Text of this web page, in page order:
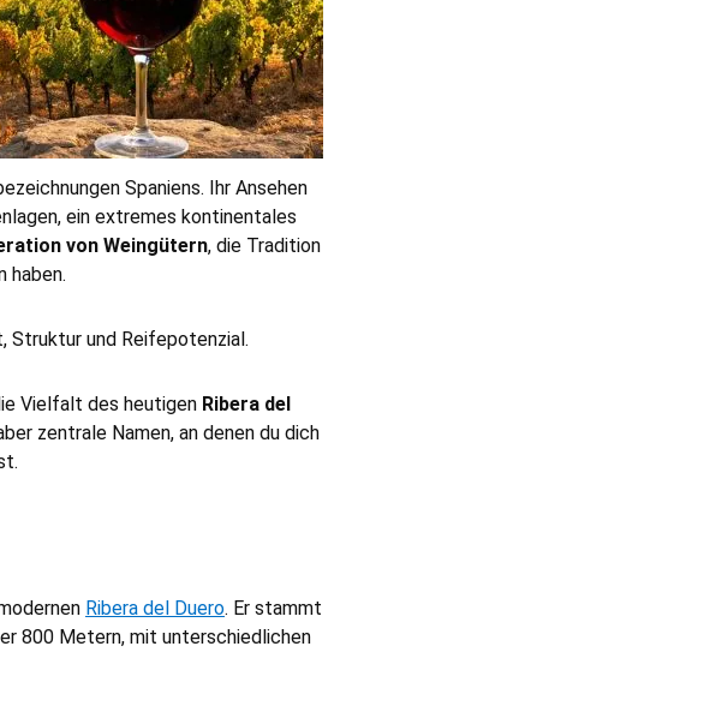
Spaniens. Ihr Ansehen
ein extremes kontinentales
von Weingütern, die Tradition
haben.
Struktur und Reifepotenzial.
Vielfalt des heutigen Ribera del
zentrale Namen, an denen du dich
Ribera del Duero. Er stammt
800 Metern, mit unterschiedlichen